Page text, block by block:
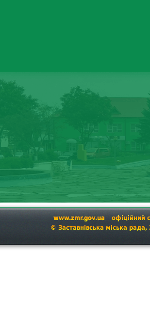
www.zmr.gov.ua
офіційний
© Заставнівська міська рада,